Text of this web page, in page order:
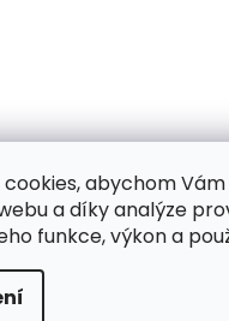
abychom
a díky analýze
funkce, výkon a